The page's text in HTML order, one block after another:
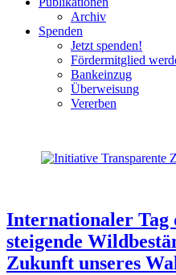
Archiv
Spenden
Jetzt spenden!
Fördermitglied
Bankeinzug
Überweisung
Vererben
Internationaler Tag
steigende
Zukunft unseres